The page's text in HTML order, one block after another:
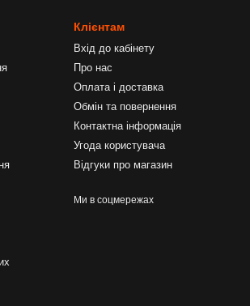
Клієнтам
Вхід до кабінету
Про нас
Оплата і доставка
Обмін та повернення
Контактна інформація
Угода користувача
Відгуки про магазин
Ми в соцмережах